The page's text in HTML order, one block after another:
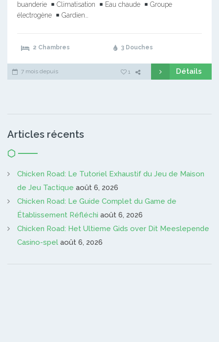
buanderie
Climatisation Eau chaude
Groupe
électrogène
Gardien…
2 Chambres 3 Douches
7 mois depuis 1 Détails
Articles récents
Chicken Road: Le Tutoriel Exhaustif du Jeu de Maison
de Jeu Tactique août 6, 2026
Chicken Road: Le Guide Complet du Game de
Établissement Réfléchi août 6, 2026
Chicken Road: Het Ultieme Gids over Dit Meeslepende
Casino-spel août 6, 2026